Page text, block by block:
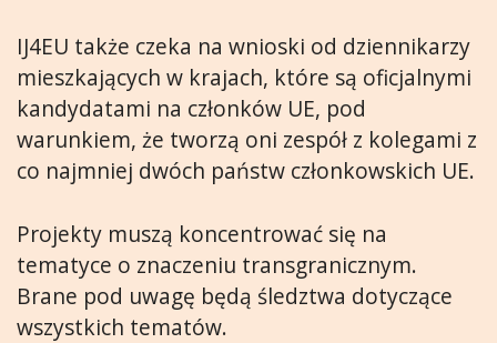
IJ4EU także czeka na wnioski od dziennikarzy
mieszkających w krajach, które są oficjalnymi
kandydatami na członków UE, pod
warunkiem, że tworzą oni zespół z kolegami z
co najmniej dwóch państw członkowskich UE.
Projekty muszą koncentrować się na
tematyce o znaczeniu transgranicznym.
Brane pod uwagę będą śledztwa dotyczące
wszystkich tematów.